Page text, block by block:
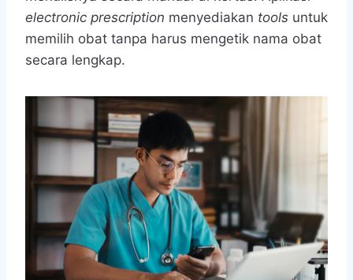
electronic prescription menyediakan tools untuk
memilih obat tanpa harus mengetik nama obat
secara lengkap.